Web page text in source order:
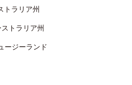
トラリア州
ストラリア州
ージーランド